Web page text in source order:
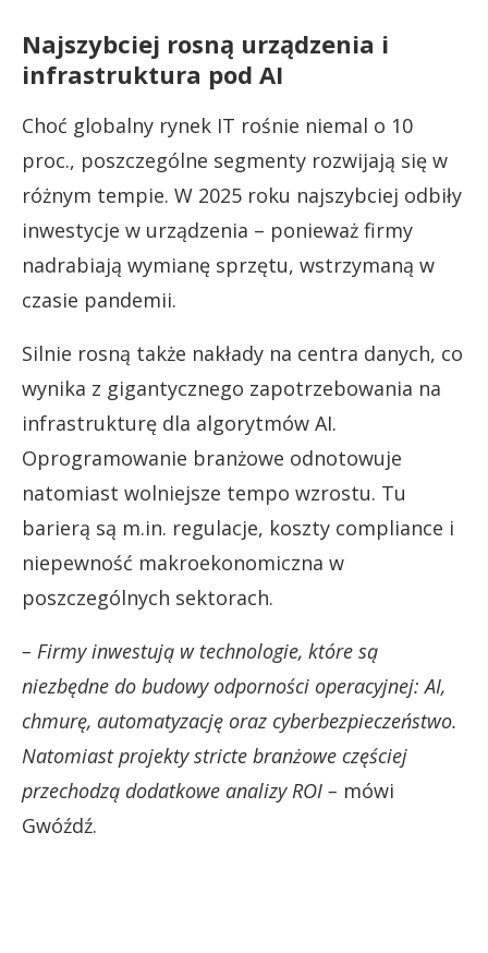
Najszybciej rosną urządzenia i
infrastruktura pod AI
Choć globalny rynek IT rośnie niemal o 10
proc., poszczególne segmenty rozwijają się w
różnym tempie. W 2025 roku najszybciej odbiły
inwestycje w urządzenia – ponieważ firmy
nadrabiają wymianę sprzętu, wstrzymaną w
czasie pandemii.
Silnie rosną także nakłady na centra danych, co
wynika z gigantycznego zapotrzebowania na
infrastrukturę dla algorytmów AI.
Oprogramowanie branżowe odnotowuje
natomiast wolniejsze tempo wzrostu. Tu
barierą są m.in. regulacje, koszty compliance i
niepewność makroekonomiczna w
poszczególnych sektorach.
– Firmy inwestują w technologie, które są
niezbędne do budowy odporności operacyjnej: AI,
chmurę, automatyzację oraz cyberbezpieczeństwo.
Natomiast projekty stricte branżowe częściej
przechodzą dodatkowe analizy ROI – mówi
Gwóźdź.